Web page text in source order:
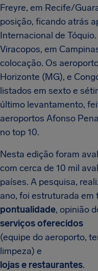
Freyre, em Recife/
posição, ficando atrás
Internacional de
Viracopos, em
colocação. Os
Horizonte (MG), e
listados em sexto e
último levantamento,
aeroportos Afonso
no top 10.
Nesta edição foram
com cerca de 10 mil
países. A pesquisa,
ano, foi estruturada em
pontualidade, opinião
serviços oferecidos
(equipe do aeroporto,
limpeza) e
lojas e restaurantes.